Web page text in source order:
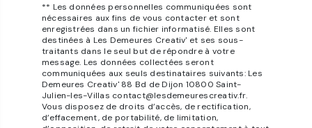
** Les données personnelles communiquées sont
nécessaires aux fins de vous contacter et sont
enregistrées dans un fichier informatisé. Elles sont
destinées à Les Demeures Creativ' et ses sous-
traitants dans le seul but de répondre à votre
message. Les données collectées seront
communiquées aux seuls destinataires suivants: Les
Demeures Creativ' 88 Bd de Dijon 10800 Saint-
Julien-les-Villas contact@lesdemeurescreativ.fr.
Vous disposez de droits d’accès, de rectification,
d’effacement, de portabilité, de limitation,